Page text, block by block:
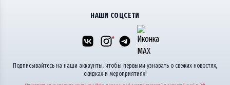
НАШИ СОЦСЕТИ
*
Подписывайтесь на наши аккаунты, чтобы первыми узнавать о свежих новостях,
скидках и мероприятиях!